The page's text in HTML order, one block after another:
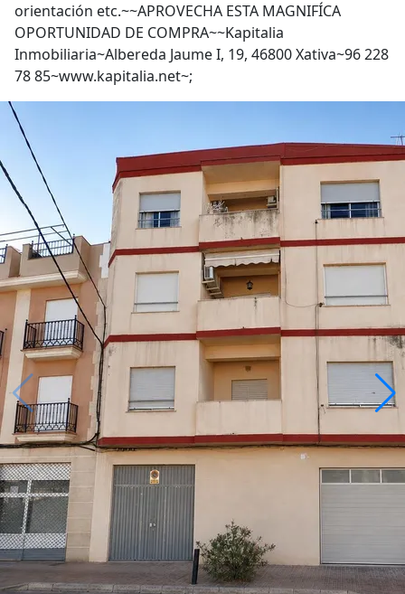
orientación etc.~~APROVECHA ESTA MAGNIFÍCA
OPORTUNIDAD DE COMPRA~~Kapitalia
Inmobiliaria~Albereda Jaume I, 19, 46800 Xativa~96 228
78 85~www.kapitalia.net~;